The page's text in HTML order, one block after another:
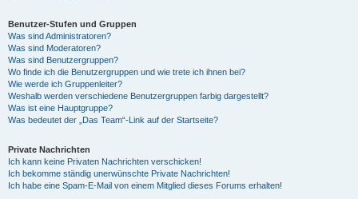
Benutzer-Stufen und Gruppen
Was sind Administratoren?
Was sind Moderatoren?
Was sind Benutzergruppen?
Wo finde ich die Benutzergruppen und wie trete ich ihnen bei?
Wie werde ich Gruppenleiter?
Weshalb werden verschiedene Benutzergruppen farbig dargestellt?
Was ist eine Hauptgruppe?
Was bedeutet der „Das Team“-Link auf der Startseite?
Private Nachrichten
Ich kann keine Privaten Nachrichten verschicken!
Ich bekomme ständig unerwünschte Private Nachrichten!
Ich habe eine Spam-E-Mail von einem Mitglied dieses Forums erhalten!